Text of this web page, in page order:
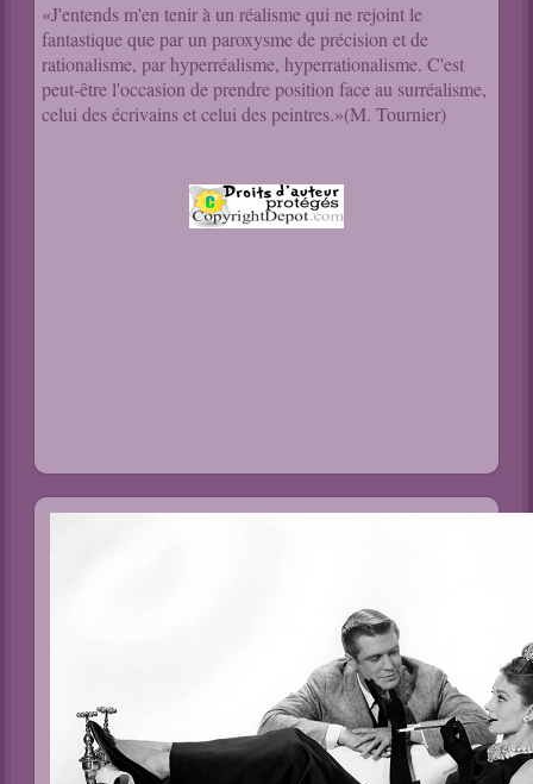
«J'entends m'en tenir à un réalisme qui ne rejoint le
fantastique que par un paroxysme de précision et de
rationalisme, par hyperréalisme, hyperrationalisme. C'est
peut-être l'occasion de prendre position face au surréalisme,
celui des écrivains et celui des peintres.»(M. Tournier)